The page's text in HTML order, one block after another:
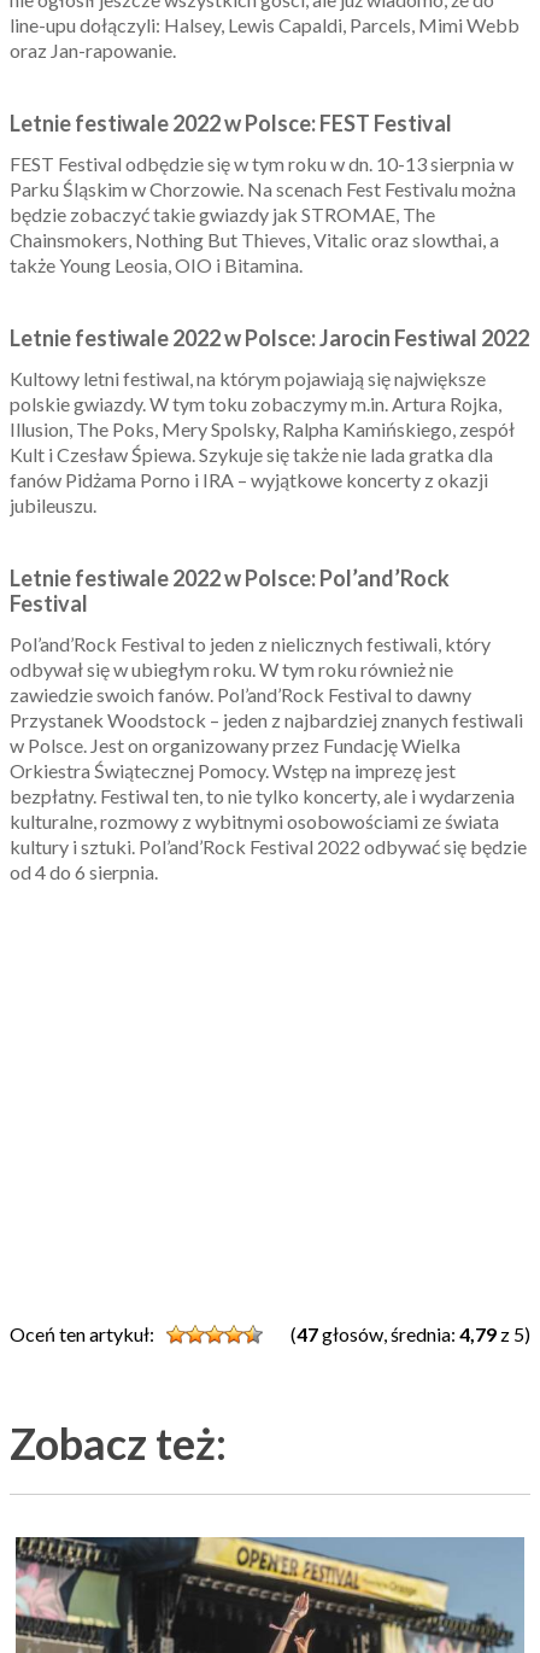
line-upu dołączyli: Halsey, Lewis Capaldi, Parcels, Mimi Webb
oraz Jan-rapowanie.
Letnie festiwale 2022 w Polsce: FEST Festival
FEST Festival odbędzie się w tym roku w dn. 10-13 sierpnia w
Parku Śląskim w Chorzowie. Na scenach Fest Festivalu można
będzie zobaczyć takie gwiazdy jak STROMAE, The
Chainsmokers, Nothing But Thieves, Vitalic oraz slowthai, a
także Young Leosia, OIO i Bitamina.
Letnie festiwale 2022 w Polsce: Jarocin Festiwal 2022
Kultowy letni festiwal, na którym pojawiają się największe
polskie gwiazdy. W tym toku zobaczymy m.in. Artura Rojka,
Illusion, The Poks, Mery Spolsky, Ralpha Kamińskiego, zespół
Kult i Czesław Śpiewa. Szykuje się także nie lada gratka dla
fanów Pidżama Porno i IRA – wyjątkowe koncerty z okazji
jubileuszu.
Letnie festiwale 2022 w Polsce: Pol’and’Rock
Festival
Pol’and’Rock Festival to jeden z nielicznych festiwali, który
odbywał się w ubiegłym roku. W tym roku również nie
zawiedzie swoich fanów. Pol’and’Rock Festival to dawny
Przystanek Woodstock – jeden z najbardziej znanych festiwali
w Polsce. Jest on organizowany przez Fundację Wielka
Orkiestra Świątecznej Pomocy. Wstęp na imprezę jest
bezpłatny. Festiwal ten, to nie tylko koncerty, ale i wydarzenia
kulturalne, rozmowy z wybitnymi osobowościami ze świata
kultury i sztuki. Pol’and’Rock Festival 2022 odbywać się będzie
od 4 do 6 sierpnia.
Oceń ten artykuł: (47głosów, średnia: 4,79 z 5)
Zobacz też: